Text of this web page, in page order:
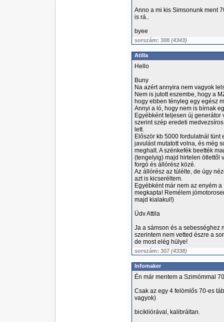
Anno a mi kis Simsonunk ment
is rá..
byee
sorszám: 308 (4343)
Atilla
Hello
Buny
Na azért annyira nem vagyok
Nem is jutott eszembe, hogy a
hogy ebben tényleg egy egész
Annyi a ló, hogy nem is bírnak
Egyébként teljesen új
szerint szép eredeti
lett.
Először kb 5000 fordulatnál tünt
javulást mutatott volna, és még
meghalt. A szénkefék beették
(tengelyig) majd hirtelen ötlettől
forgó és állórész közé.
Az állórész az túlélte, de úgy
azt is kicseréltem.
Egyébként már nem az enyém
megkapta! Remélem
majd kialakul!)
Üdv Attila
Ja a sámson és a sebességhez
szerintem nem vetted észre a
de most elég hülye!
sorszám: 307 (4338)
Infomaker
Én már mentem a Szimómmal
Csak az egy 4 felömlős 70-es
vagyok)
bicikliórával, kalibráltan.